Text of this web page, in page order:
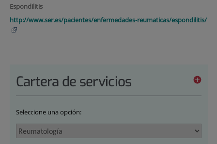
Espondilitis
http://www.ser.es/pacientes/enfermedades-reumaticas/espondilitis/
Cartera de servicios
Seleccione una opción: